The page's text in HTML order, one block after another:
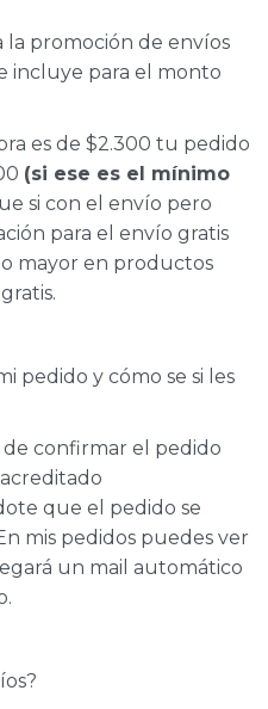
la promoción de envíos
incluye para el monto
es de $2.300 tu pedido
(si ese es el mínimo
si con el envío pero
para el envío gratis
mayor en productos
pedido y cómo se si les
confirmar el pedido
que el pedido se
mis pedidos puedes ver
un mail automático